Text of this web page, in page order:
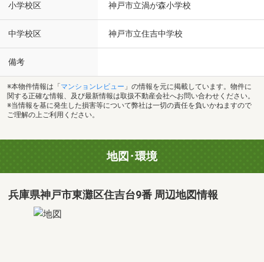
小学校区 神戸市立渦が森小学校
中学校区 神戸市立住吉中学校
備考
※本物件情報は「 マンションレビュー 」の情報を元に掲載しています。物件に
関する正確な情報、及び最新情報は取扱不動産会社へお問い合わせください。
※当情報を基に発生した損害等について弊社は一切の責任を負いかねますので
ご理解の上ご利用ください。
地図･環境
兵庫県神戸市東灘区住吉台9番 周辺地図情報